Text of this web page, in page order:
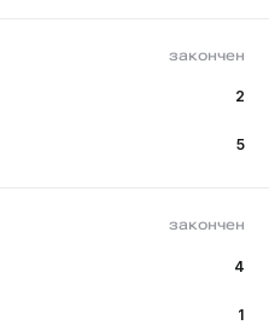
закончен
2
5
закончен
4
1